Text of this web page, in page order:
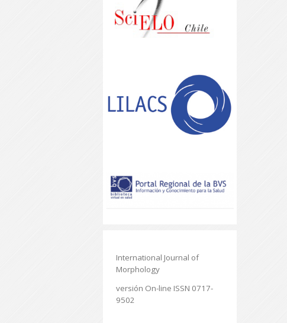
International Journal of
Morphology
versión On-line ISSN 0717-
9502